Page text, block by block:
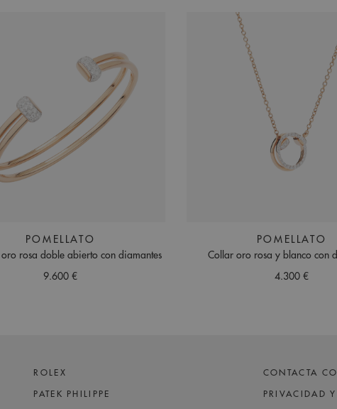
POMELLATO
oro rosa doble abierto con diamantes
9.600 €
POMELLATO
Collar oro rosa y blanco con
4.300 €
ROLEX
PATEK PHILIPPE
CONTACTA
PRIVACIDAD